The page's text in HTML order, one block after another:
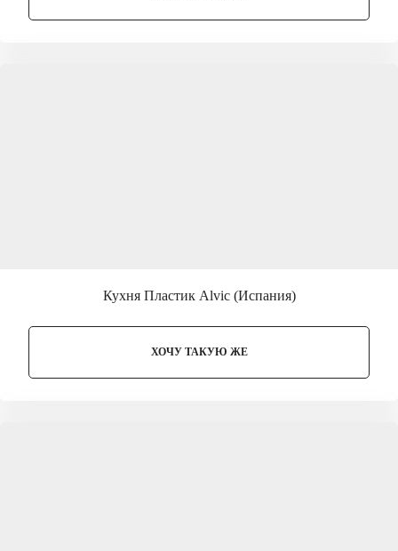
Кухня Пластик Alvic (Испания)
ХОЧУ ТАКУЮ ЖЕ